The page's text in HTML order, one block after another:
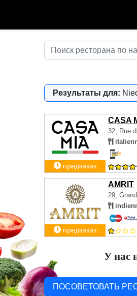
Результаты для:
CASA
32, Rue
предзаказ
AMRIT
29,
предзаказ
У нас
ПОСОВЕТОВАТЬ